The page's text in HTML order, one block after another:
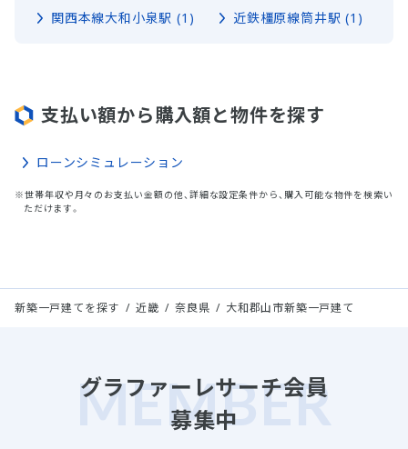
関西本線大和小泉駅 (1) 近鉄橿原線筒井駅 (1)
支払い額から購入額と物件を探す
ローンシミュレーション
※世帯年収や月々のお支払い金額の他、詳細な設定条件から、購入可能な物件を検索い
ただけます。
新築一戸建てを探す 近畿 奈良県 大和郡山市新築一戸建て
グラファーレサーチ会員
募集中